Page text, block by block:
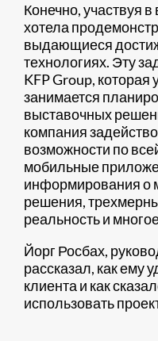
Конечно, участвуя
хотела
выдающиеся
технологиях. Эту
KFP Group, которая
занимается
выставочных
компания
возможности по
мобильные
информирования о
решения,
реальность и
Йорг Росбах,
рассказал, как ему
клиента и как
использовать